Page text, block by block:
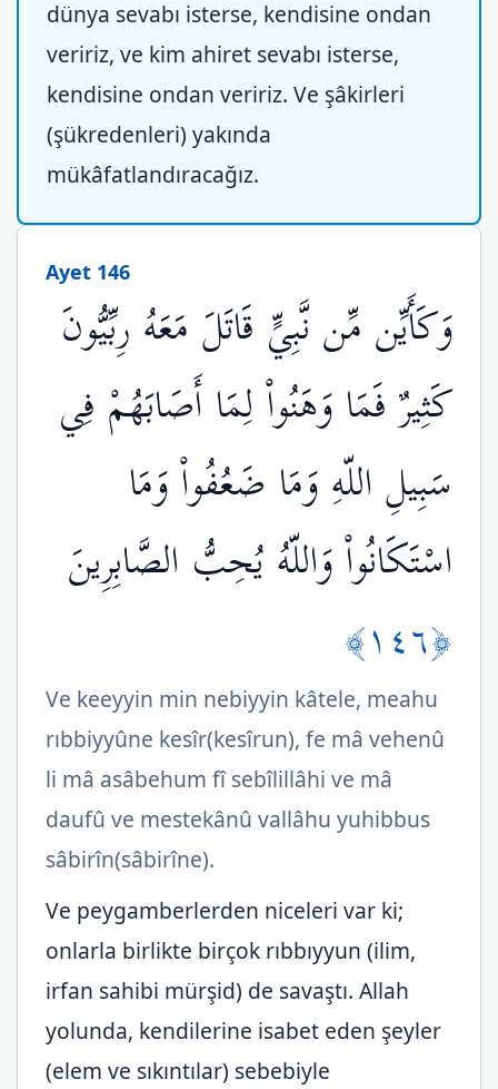
dünya sevabı isterse, kendisine ondan
veririz, ve kim ahiret sevabı isterse,
kendisine ondan veririz. Ve şâkirleri
(şükredenleri) yakında
mükâfatlandıracağız.
Ayet 146
وَكَأَيِّن مِّن نَّبِيٍّ قَاتَلَ مَعَهُ رِبِّيُّونَ
كَثِيرٌ فَمَا وَهَنُواْ لِمَا أَصَابَهُمْ فِي
سَبِيلِ اللّهِ وَمَا ضَعُفُواْ وَمَا
اسْتَكَانُواْ وَاللّهُ يُحِبُّ الصَّابِرِينَ
﴿١٤٦﴾
Ve keeyyin min nebiyyin kâtele, meahu
rıbbiyyûne kesîr(kesîrun), fe mâ vehenû
li mâ asâbehum fî sebîlillâhi ve mâ
daufû ve mestekânû vallâhu yuhibbus
sâbirîn(sâbirîne).
Ve peygamberlerden niceleri var ki;
onlarla birlikte birçok rıbbıyyun (ilim,
irfan sahibi mürşid) de savaştı. Allah
yolunda, kendilerine isabet eden şeyler
(elem ve sıkıntılar) sebebiyle